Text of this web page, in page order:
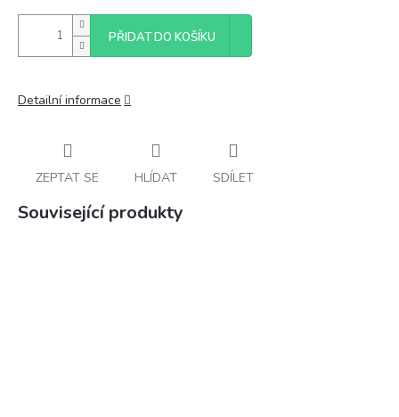
PŘIDAT DO KOŠÍKU
Detailní informace
ZEPTAT SE HLÍDAT SDÍLET
Související produkty